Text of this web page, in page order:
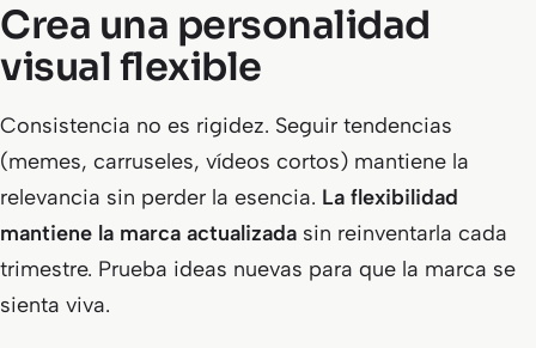
Crea una personalidad
visual flexible
Consistencia no es rigidez. Seguir tendencias
(memes, carruseles, vídeos cortos) mantiene la
relevancia sin perder la esencia. La flexibilidad
mantiene la marca actualizada sin reinventarla cada
trimestre. Prueba ideas nuevas para que la marca se
sienta viva.